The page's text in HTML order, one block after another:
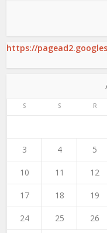
https://
S S R
3 4 5
10 11 12
17 18 19
24 25 26